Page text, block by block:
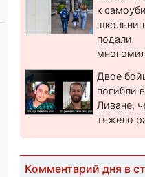
к
подали
Двое
погибли
Ливане,
тяжело
Комментарий дня в